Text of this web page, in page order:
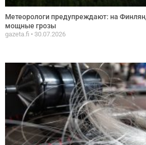
Метеорологи предупреждают: на
мощные грозы
gazeta.fi 30.07.2026